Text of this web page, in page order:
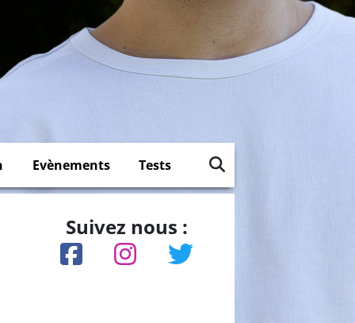
Evènements Tests
Suivez nous :